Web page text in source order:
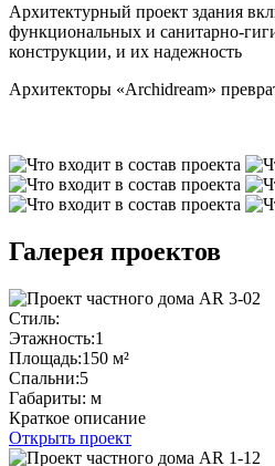
Архитектурный проект здания
функциональных и санитарно-
конструкции, и их надежность
Архитекторы «Archidream»
Галерея проектов
Стиль:
Этажность:1
Площадь:150 м²
Спальни:5
Габариты: м
Краткое описание
Открыть проект